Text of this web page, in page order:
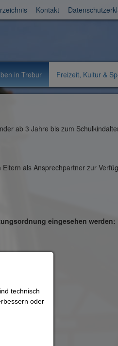
Kontakt
in Trebur Freizeit, Kultur &
ab 3 Jahre bis zum
als Ansprechpartner zur
eingesehen werden:
technisch
oder